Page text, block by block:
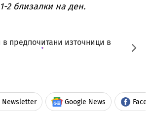
2 близалки на ден.
предпочитани източници в
Newsletter Google News